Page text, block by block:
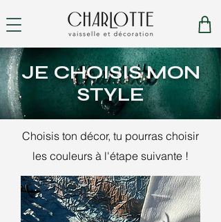
JE CHOISIS MON
STYLE
Choisis ton décor, tu pourras choisir
les couleurs à l'étape suivante !